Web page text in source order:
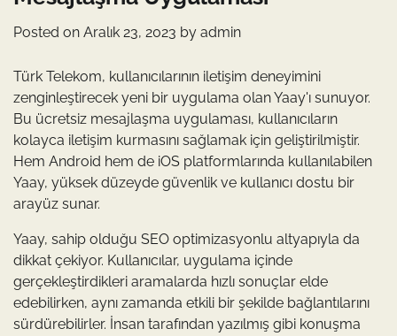
Posted on Aralık 23, 2023 by admin
Türk Telekom, kullanıcılarının iletişim deneyimini
zenginleştirecek yeni bir uygulama olan Yaay'ı sunuyor.
Bu ücretsiz mesajlaşma uygulaması, kullanıcıların
kolayca iletişim kurmasını sağlamak için geliştirilmiştir.
Hem Android hem de iOS platformlarında kullanılabilen
Yaay, yüksek düzeyde güvenlik ve kullanıcı dostu bir
arayüz sunar.
Yaay, sahip olduğu SEO optimizasyonlu altyapıyla da
dikkat çekiyor. Kullanıcılar, uygulama içinde
gerçekleştirdikleri aramalarda hızlı sonuçlar elde
edebilirken, aynı zamanda etkili bir şekilde bağlantılarını
sürdürebilirler. İnsan tarafından yazılmış gibi konuşma